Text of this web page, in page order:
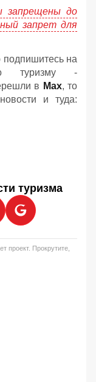
запрещены до
запрет для
подпишитесь на
туризму -
в Мах, то
и туда:
туризма
проект. Прокрутите,